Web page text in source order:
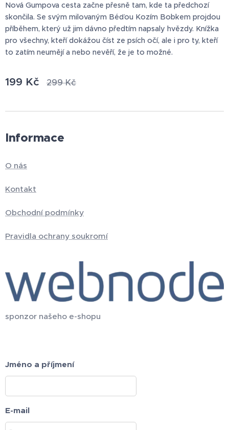
Nová Gumpova cesta začne přesně tam, kde ta předchozí
skončila. Se svým milovaným Béďou Kozím Bobkem projdou
příběhem, který už jim dávno předtím napsaly hvězdy. Knížka
pro všechny, kteří dokážou číst ze psích očí, ale i pro ty, kteří
to zatím neumějí a nebo nevěří, že je to možné.
199 Kč 299Kč
Informace
O nás
Kontakt
Obchodní podmínky
Pravidla ochrany soukromí
sponzor našeho e-shopu
Jméno a příjmení
E-mail